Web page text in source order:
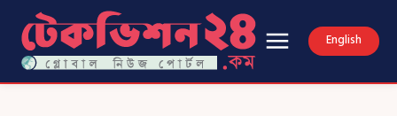
English